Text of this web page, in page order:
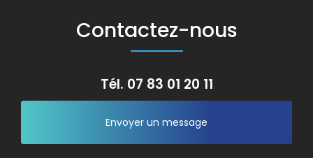
Contactez-nous
Tél. 07 83 01 20 11
Envoyer un message